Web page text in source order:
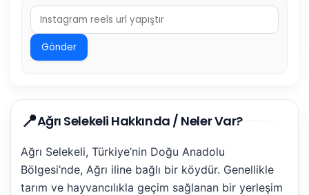
Gönder
📍Ağrı Selekeli Hakkında / Neler Var?
Ağrı Selekeli, Türkiye’nin Doğu Anadolu
Bölgesi’nde, Ağrı iline bağlı bir köydür. Genellikle
tarım ve hayvancılıkla geçim sağlanan bir yerleşim